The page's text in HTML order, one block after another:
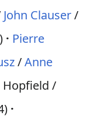
John Clauser/
Pierre
/Anne
Hopfield /